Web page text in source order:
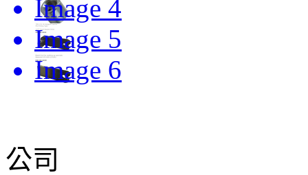
Image 4
Image 5
Image 6
公司